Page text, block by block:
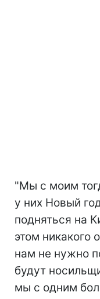
"Мы с моим
у них Новый
подняться на
этом никакого
нам не нужно
будут
мы с одним